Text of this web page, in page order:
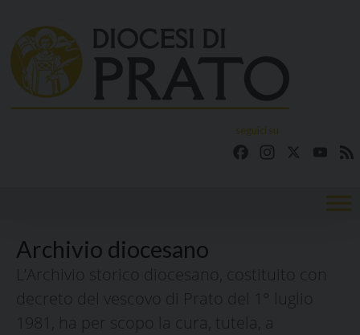
content
seguici su
FacebookInstagram
Archivio diocesano
L’Archivio storico diocesano, costituito con
decreto del vescovo di Prato del 1° luglio
1981, ha per scopo la cura, tutela, a